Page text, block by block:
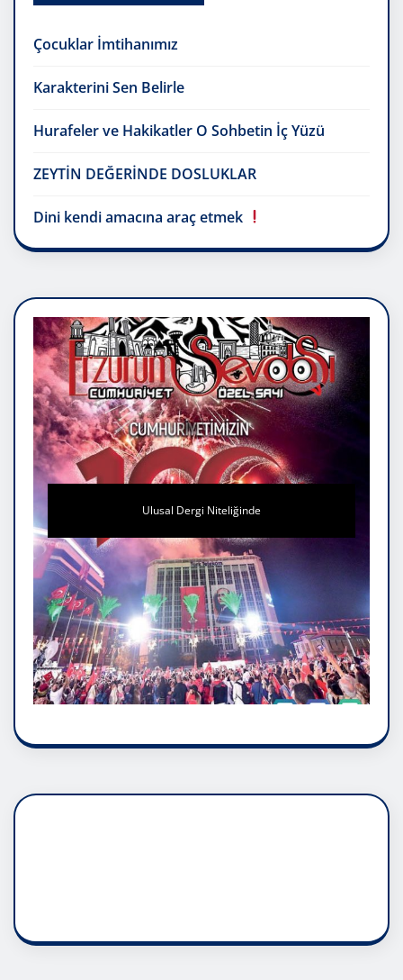
Çocuklar İmtihanımız
Karakterini Sen Belirle
Hurafeler ve Hakikatler O Sohbetin İç Yüzü
ZEYTİN DEĞERİNDE DOSLUKLAR
Dini kendi amacına araç etmek
Ulusal Dergi Niteliğinde